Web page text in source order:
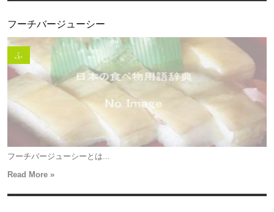
フーチバージューシー
ふ
フーチバージューシーとは...
Read More »